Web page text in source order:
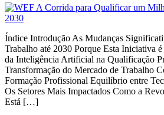
Índice Introdução As Mudanças
Trabalho até 2030 Porque Esta Iniciativa
da Inteligência Artificial na Qualificação
Transformação do Mercado de Trabalho
Formação Profissional Equilíbrio entre
Os Setores Mais Impactados Como a
Está […]